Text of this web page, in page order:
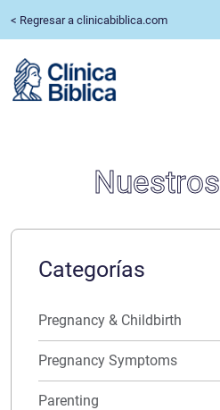
< Regresar a clinicabiblica.com
Nuestros
Categorías
Pregnancy & Childbirth
Pregnancy Symptoms
Parenting